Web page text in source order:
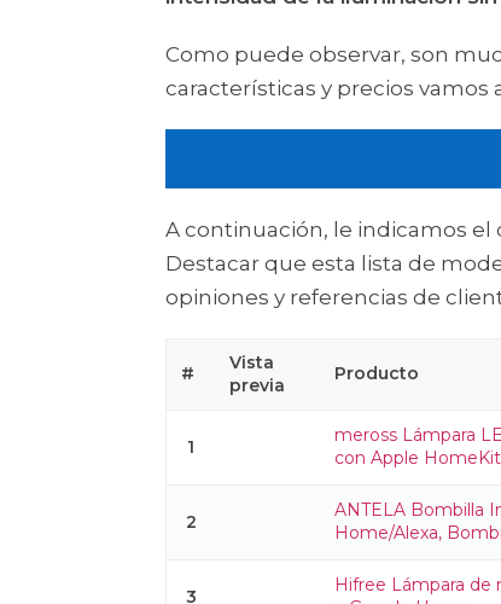
Como puede observar, son
características y precios vamos
A continuación, le indicamos el
Destacar que esta lista de
opiniones y referencias de
#
Vista
previa
Producto
1
meross Lámpara
con Apple
2
ANTELA Bombilla
Home/Alexa,
3
Hifree Lámpara de